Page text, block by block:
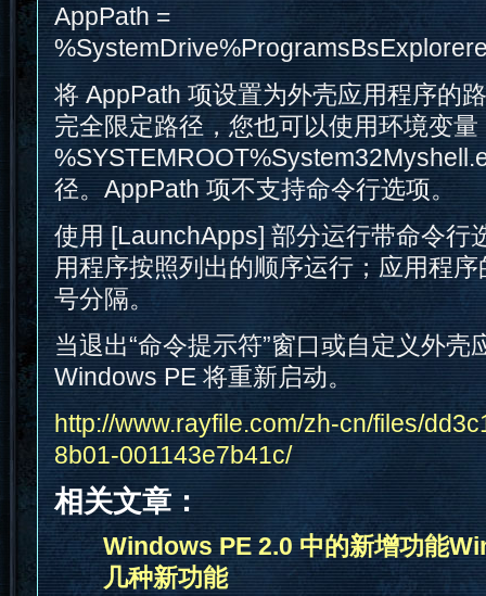
AppPath =
将 AppPath 项设置为外壳应用程序的
完全限定路径，您也可以使用环境变量
径。AppPath 项不支持命令行选项。
使用 [LaunchApps] 部分运行带命令行
用程序按照列出的顺序运行；应用程
号分隔。
当退出“命令提示符”窗口或自定义外壳
Windows PE 将重新启动。
http://www.rayfile.com/zh-cn/files/
8b01-001143e7b41c/
相关文章：
Windows PE 2.0 中的新增功能
几种新功能